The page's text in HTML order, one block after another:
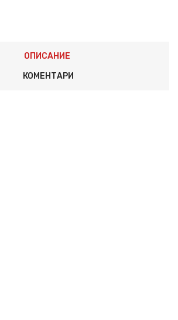
ОПИСАНИЕ
КОМЕНТАРИ